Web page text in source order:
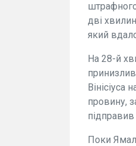
дві
який
На 28-й
провину,
Поки Ямал